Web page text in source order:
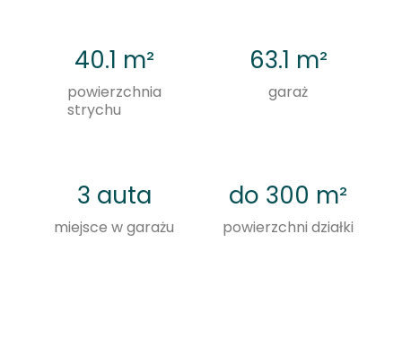
sypialnia, gabinet, przestrzeń rekreacyjna lub
praktyczny magazyn.
naturalne doświetlenie oraz duże okna tarasowe
tworzą przestrzeń sprzyjającą wygodnemu życiu
powierzchnia
strychu
40.1 m²
garaż
63.1 m²
miejsce w garażu
3 auta
powierzchni działki
do 300 m²